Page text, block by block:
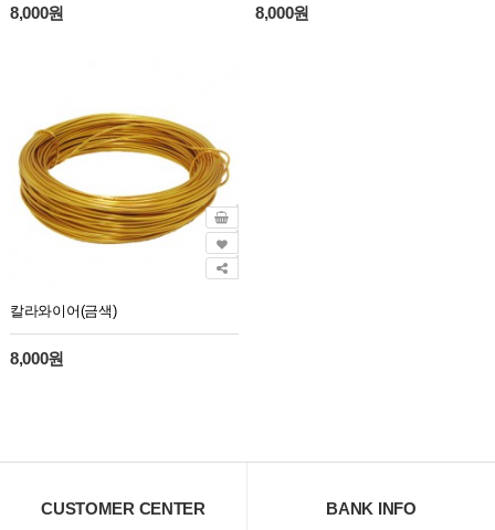
8,000원 8,000원
칼라와이어(금색)
8,000원
CUSTOMER CENTER BANK INFO